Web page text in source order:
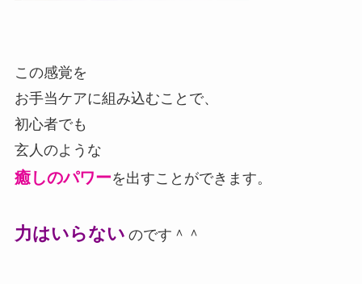
この感覚を
お手当ケアに組み込むことで、
初心者でも
玄人のような
癒しのパワーを出すことができます。
力はいらない のです＾＾